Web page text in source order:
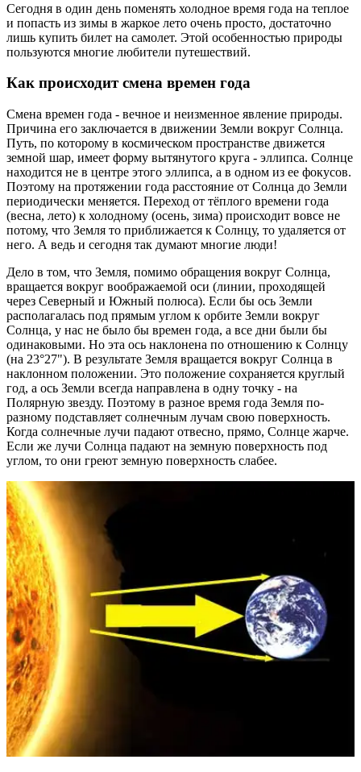
Сегодня в один день поменять холодное время года на теплое
и попасть из зимы в жаркое лето очень просто, достаточно
лишь купить билет на самолет. Этой особенностью природы
пользуются многие любители путешествий.
Как происходит смена времен года
Смена времен года - вечное и неизменное явление природы.
Причина его заключается в движении Земли вокруг Солнца.
Путь, по которому в космическом пространстве движется
земной шар, имеет форму вытянутого круга - эллипса. Солнце
находится не в центре этого эллипса, а в одном из ее фокусов.
Поэтому на протяжении года расстояние от Солнца до Земли
периодически меняется. Переход от тёплого времени года
(весна, лето) к холодному (осень, зима) происходит вовсе не
потому, что Земля то приближается к Солнцу, то удаляется от
него. А ведь и сегодня так думают многие люди!
Дело в том, что Земля, помимо обращения вокруг Солнца,
вращается вокруг воображаемой оси (линии, проходящей
через Северный и Южный полюса). Если бы ось Земли
располагалась под прямым углом к орбите Земли вокруг
Солнца, у нас не было бы времен года, а все дни были бы
одинаковыми. Но эта ось наклонена по отношению к Солнцу
(на 23°27"). В результате Земля вращается вокруг Солнца в
наклонном положении. Это положение сохраняется круглый
год, а ось Земли всегда направлена в одну точку - на
Полярную звезду. Поэтому в разное время года Земля по-
разному подставляет солнечным лучам свою поверхность.
Когда солнечные лучи падают отвесно, прямо, Солнце жарче.
Если же лучи Солнца падают на земную поверхность под
углом, то они греют земную поверхность слабее.